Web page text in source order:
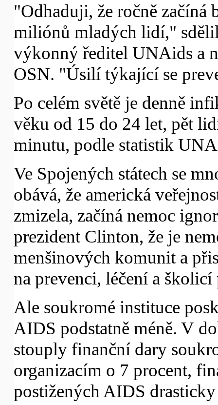
"Odhaduji, že ročně začíná
miliónů mladých lidí,"
výkonný ředitel UNAids a
OSN. "Úsilí týkající se
Po celém světě je denně
věku od 15 do 24 let, pět
minutu, podle statistik
Ve Spojených státech se
obává, že americká
zmizela, začíná nemoc
prezident Clinton, že je
menšinových komunit a
na prevenci, léčení a školicí
Ale soukromé instituce
AIDS podstatně méně. V
stouply finanční dary
organizacím o 7 procent,
postižených AIDS